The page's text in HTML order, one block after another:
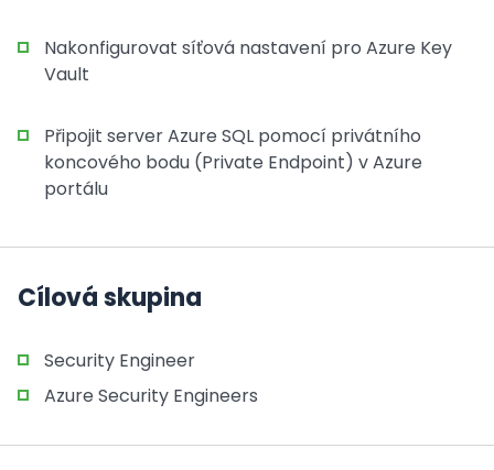
Nakonfigurovat síťová nastavení pro Azure Key
Vault
Připojit server Azure SQL pomocí privátního
koncového bodu (Private Endpoint) v Azure
portálu
Cílová skupina
Security Engineer
Azure Security Engineers